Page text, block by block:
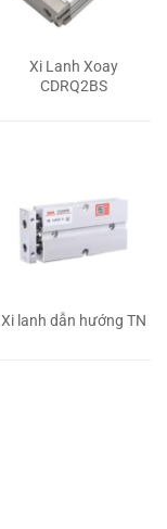
Xi Lanh Xoay
CDRQ2BS
Xi lanh dẫn hướng TN